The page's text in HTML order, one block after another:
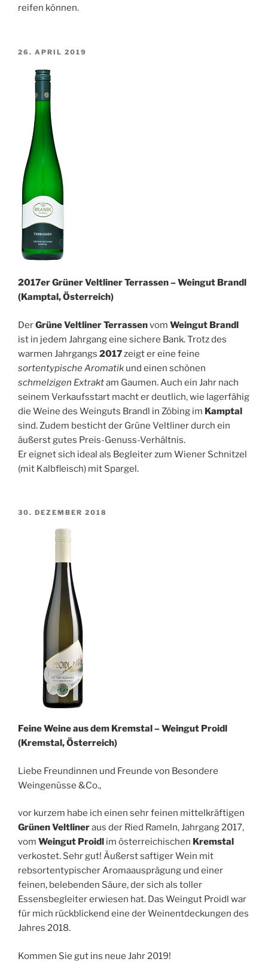
reifen können.
VERÖFFENTLICHT
26. APRIL 2019
2017er Grüner Veltliner Terrassen – Weingut Brandl
(Kamptal, Österreich)
DerGrüne Veltliner Terrassenvom Weingut Brandl
ist in jedem Jahrgang eine sichere Bank. Trotz des
warmen Jahrgangs 2017zeigt er eine feine
sortentypische Aromatik und einen schönen
schmelzigen Extraktam Gaumen. Auch ein Jahr nach
seinem Verkaufsstart macht er deutlich, wie lagerfähig
die Weine des Weinguts Brandl in Zöbing im Kamptal
sind. Zudem besticht der Grüne Veltliner durch ein
äußerst gutes Preis-Genuss-Verhältnis.
Er eignet sich ideal als Begleiter zum Wiener Schnitzel
(mit Kalbfleisch) mit Spargel.
VERÖFFENTLICHT
30. DEZEMBER 2018
Feine Weine aus dem Kremstal – Weingut Proidl
(Kremstal, Österreich)
Liebe Freundinnen und Freunde von Besondere
Weingenüsse &Co.,
vor kurzem habe ich einen sehr feinen mittelkräftigen
Grünen Veltlineraus der Ried Rameln, Jahrgang 2017,
vom Weingut Proidl im österreichischen Kremstal
verkostet. Sehr gut! Äußerst saftiger Wein mit
rebsortentypischer Aromaausprägung und einer
feinen, belebenden Säure, der sich als toller
Essensbegleiter erwiesen hat. Das Weingut Proidl war
für mich rückblickend eine der Weinentdeckungen des
Jahres 2018.
Kommen Sie gut ins neue Jahr 2019!